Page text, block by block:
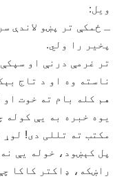
ویل:
ـ ځمکې تر پښو لاندې
پخیر را ولي.
تر غرمې درنې او
ناسته وه او د تاج
هم کله بام ته خوت
یوه خبره به یې کوله
مکتب ته تللی دی!
پل کېښود، خوله یې
راښکه، ډاکتر کاکا